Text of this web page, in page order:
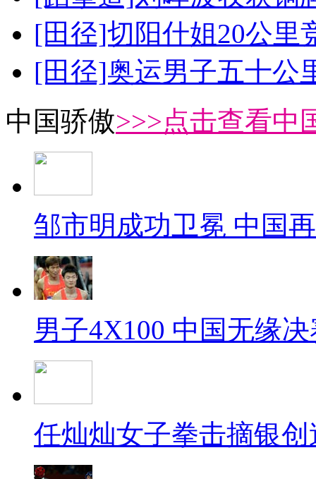
[田径]切阳什姐20公里
[田径]奥运男子五十公
中国骄傲>>>点击查看中
邹市明成功卫冕 中国
男子4X100 中国无缘
任灿灿女子拳击摘银